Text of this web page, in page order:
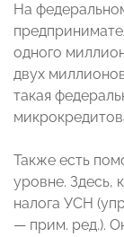
На
одного
двух
такая
Также есть
уровне. Здесь,
налога УСН
— прим. ред.).